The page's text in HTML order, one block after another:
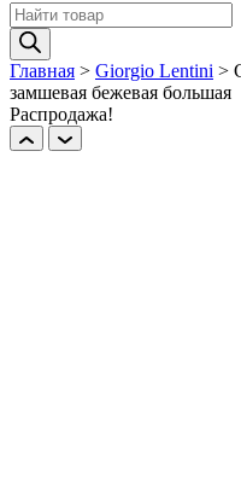
Поиск
товаров
Главная > Giorgio Lentini >
замшевая бежевая большая
Распродажа!